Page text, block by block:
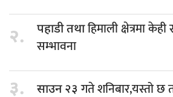
२. पहाडी तथाहिमाली क्षेत्रमा केही
सम्भावना
३. साउन २३गते शनिबार,यस्तो छ